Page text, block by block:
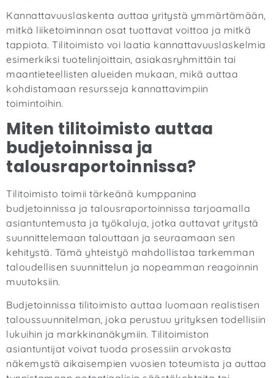
Kannattavuuslaskenta auttaa yritystä ymmärtämään,
mitkä liiketoiminnan osat tuottavat voittoa ja mitkä
tappiota. Tilitoimisto voi laatia kannattavuuslaskelmia
esimerkiksi tuotelinjoittain, asiakasryhmittäin tai
maantieteellisten alueiden mukaan, mikä auttaa
kohdistamaan resursseja kannattavimpiin
toimintoihin.
Miten tilitoimisto auttaa
budjetoinnissa ja
talousraportoinnissa?
Tilitoimisto toimii tärkeänä kumppanina
budjetoinnissa ja talousraportoinnissa tarjoamalla
asiantuntemusta ja työkaluja, jotka auttavat yritystä
suunnittelemaan talouttaan ja seuraamaan sen
kehitystä. Tämä yhteistyö mahdollistaa tarkemman
taloudellisen suunnittelun ja nopeamman reagoinnin
muutoksiin.
Budjetoinnissa tilitoimisto auttaa luomaan realistisen
taloussuunnitelman, joka perustuu yrityksen todellisiin
lukuihin ja markkinanäkymiin. Tilitoimiston
asiantuntijat voivat tuoda prosessiin arvokasta
näkemystä aikaisempien vuosien toteumista ja auttaa